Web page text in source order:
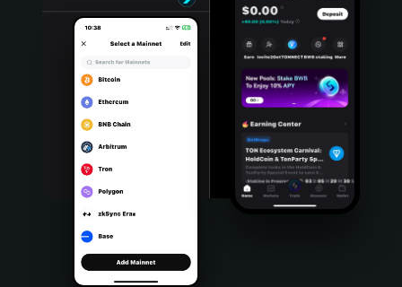
Português (Portugal)
Bahasa Indonesia
Português (Brasil)
Español (Argentina)